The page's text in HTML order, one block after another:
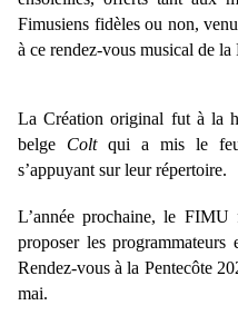
Fimusiens fidèles ou non,
à ce rendez-vous musical de
La Création original fut à la
belge Coltqui a mis le feu
s’appuyant sur leur répertoire.
L’année prochaine, le
proposer les
Rendez-vous à la Pentecôte
mai.